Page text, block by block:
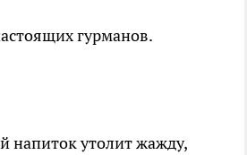
гурманов.
напиток утолит жажду,